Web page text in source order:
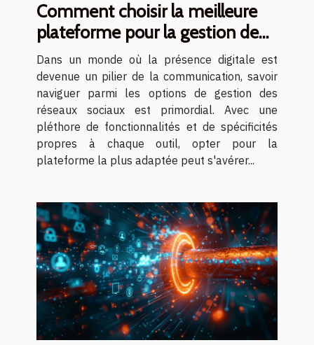
Comment choisir la meilleure
plateforme pour la gestion de
réseaux sociaux
Dans un monde où la présence digitale est
devenue un pilier de la communication, savoir
naviguer parmi les options de gestion des
réseaux sociaux est primordial. Avec une
pléthore de fonctionnalités et de spécificités
propres à chaque outil, opter pour la
plateforme la plus adaptée peut s'avérer...